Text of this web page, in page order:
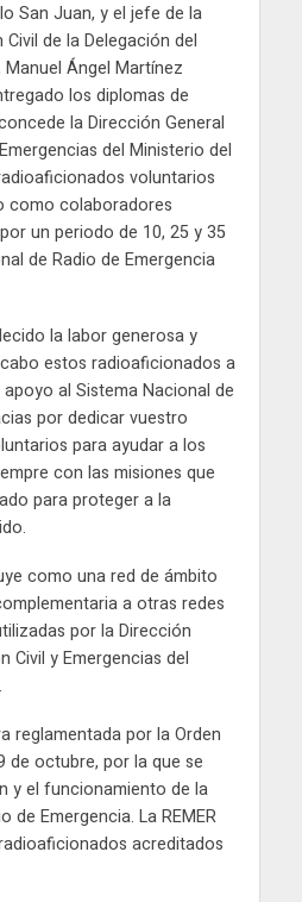
San Juan, y el jefe de la
de la Delegación del
Ángel Martínez
los diplomas de
la Dirección General
del Ministerio del
voluntarios
como colaboradores
un periodo de 10, 25 y 35
de Radio de Emergencia
la labor generosa y
estos radioaficionados a
al Sistema Nacional de
por dedicar vuestro
para ayudar a los
con las misiones que
para proteger a la
como una red de ámbito
a otras redes
por la Dirección
Civil y Emergencias del
reglamentada por la Orden
de octubre, por la que se
y el funcionamiento de la
de Emergencia. La REMER
acreditados